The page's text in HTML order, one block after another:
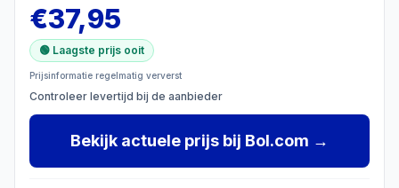
€37,95
🟢 Laagste prijs ooit
Prijsinformatie regelmatig ververst
Controleer levertijd bij de aanbieder
Bekijk actuele prijs bij Bol.com →